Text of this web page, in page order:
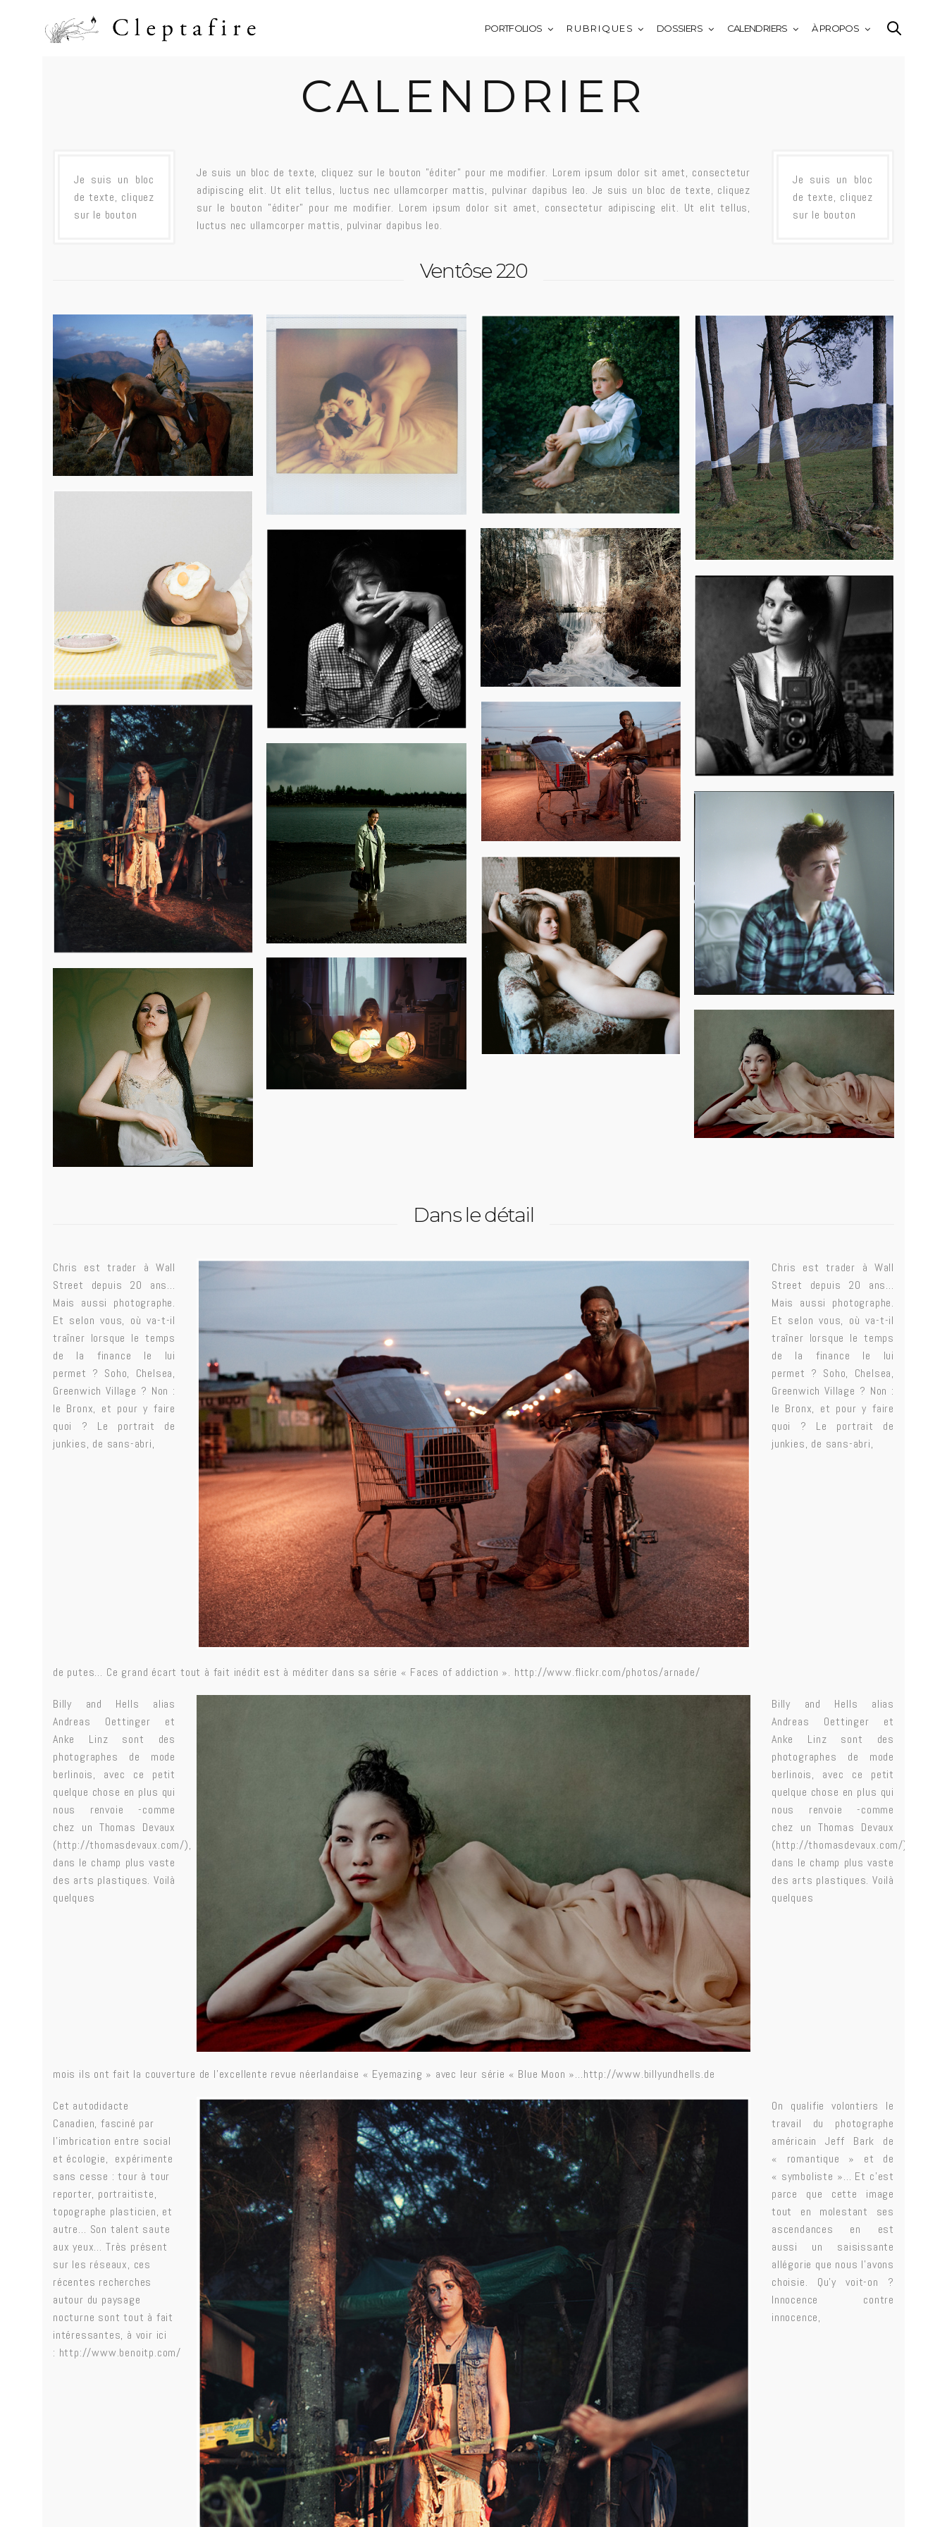
PORTFOLIOS R U B R I Q U E S DOSSIERS CALENDRIERS À PROPOS
CALENDRIER
Je suis un bloc
de texte, cliquez
sur le bouton
Je suis un bloc de texte, cliquez sur le bouton ”éditer” pour me modifier. Lorem ipsum dolor sit amet, consectetur
adipiscing elit. Ut elit tellus, luctus nec ullamcorper mattis, pulvinar dapibus leo. Je suis un bloc de texte, cliquez
sur le bouton ”éditer” pour me modifier. Lorem ipsum dolor sit amet, consectetur adipiscing elit. Ut elit tellus,
luctus nec ullamcorper mattis, pulvinar dapibus leo.
Je suis un bloc
de texte, cliquez
sur le bouton
Ventôse 220
Dans le détail
Chris est trader à Wall
Street depuis 20 ans…
Mais aussi photographe.
Et selon vous, où va-t-il
traîner lorsque le temps
de la finance le lui
permet ? Soho, Chelsea,
Greenwich Village ? Non :
le Bronx, et pour y faire
quoi ? Le portrait de
junkies, de sans-abri,
Chris est trader à Wall
Street depuis 20 ans…
Mais aussi photographe.
Et selon vous, où va-t-il
traîner lorsque le temps
de la finance le lui
permet ? Soho, Chelsea,
Greenwich Village ? Non :
le Bronx, et pour y faire
quoi ? Le portrait de
junkies, de sans-abri,
de putes… Ce grand écart tout à fait inédit est à méditer dans sa série « Faces of addiction ». http://www.flickr.com/photos/arnade/
Billy and Hells alias
Andreas Oettinger et
Anke Linz sont des
photographes de mode
berlinois, avec ce petit
quelque chose en plus qui
nous renvoie -comme
chez un Thomas Devaux
(http://thomasdevaux.com/),
dans le champ plus vaste
des arts plastiques. Voilà
quelques
Billy and Hells alias
Andreas Oettinger et
Anke Linz sont des
photographes de mode
berlinois, avec ce petit
quelque chose en plus qui
nous renvoie -comme
chez un Thomas Devaux
(http://thomasdevaux.com/),
dans le champ plus vaste
des arts plastiques. Voilà
quelques
mois ils ont fait la couverture de l’excellente revue néerlandaise « Eyemazing » avec leur série « Blue Moon »…http://www.billyundhells.de
Cet autodidacte
Canadien, fasciné par
l’imbrication entre social
et écologie, expérimente
sans cesse : tour à tour
reporter, portraitiste,
topographe plasticien, et
autre… Son talent saute
aux yeux… Très présent
sur les réseaux, ces
récentes recherches
autour du paysage
nocturne sont tout à fait
intéressantes, à voir ici
: http://www.benoitp.com/
On qualifie volontiers le
travail du photographe
américain Jeff Bark de
« romantique » et de
« symboliste »… Et c’est
parce que cette image
tout en molestant ses
ascendances en est
aussi un saisissante
allégorie que nous l’avons
choisie. Qu’y voit-on ?
Innocence contre
innocence,